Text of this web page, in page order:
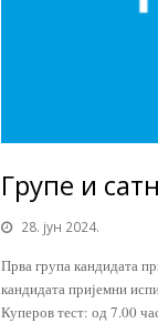
Групе и
28. јун 2024.
Прва група кандидата
кандидата пријемни
Куперов тест: од 7.00